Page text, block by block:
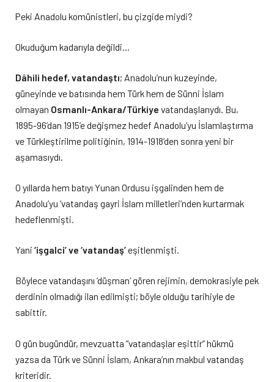
Peki Anadolu komünistleri, bu çizgide miydi?
Okuduğum kadarıyla değildi…
Dâhili hedef, vatandaştı; Anadolu’nun kuzeyinde,
güneyinde ve batısında hem Türk hem de Sünni İslam
olmayan Osmanlı-Ankara/Türkiye vatandaşlarıydı. Bu,
1895-96’dan 1915’e değişmez hedef Anadolu’yu İslamlaştırma
ve Türkleştirilme politiğinin, 1914-1918’den sonra yeni bir
aşamasıydı.
O yıllarda hem batıyı Yunan Ordusu işgalinden hem de
Anadolu’yu ‘vatandaş gayri İslam milletleri’nden kurtarmak
hedeflenmişti.
Yani ‘işgalci’ ve ‘vatandaş’eşitlenmişti.
Böylece vatandaşını ‘düşman’ gören rejimin, demokrasiyle pek
derdinin olmadığı ilan edilmişti; böyle olduğu tarihiyle de
sabittir.
O gün bugündür, mevzuatta “vatandaşlar eşittir” hükmü
yazsa da Türk ve Sünni İslam, Ankara’nın makbul vatandaş
kriteridir.